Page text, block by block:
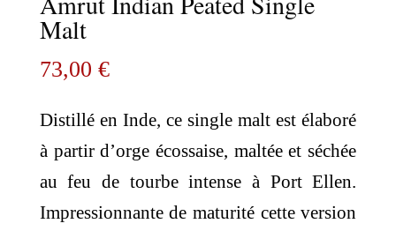
Malt
73,00 €
Distillé en Inde, ce single malt est élaboré
à partir d’orge écossaise, maltée et séchée
au feu de tourbe intense à Port Ellen.
Impressionnante de maturité cette version